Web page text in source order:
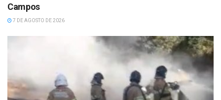
Campos
7 DE AGOSTO DE 2026